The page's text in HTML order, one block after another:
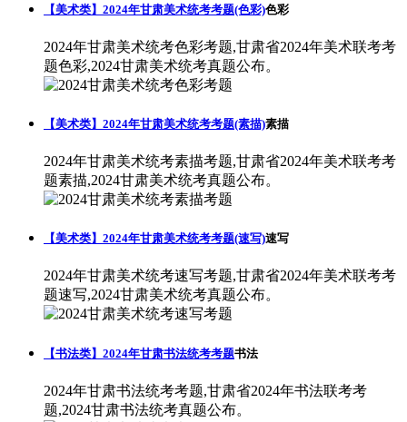
【美术类】2024年甘肃美术统考考题(色彩)色彩
2024年甘肃美术统考色彩考题,甘肃省2024年美术联考考
题色彩,2024甘肃美术统考真题公布。
【美术类】2024年甘肃美术统考考题(素描)素描
2024年甘肃美术统考素描考题,甘肃省2024年美术联考考
题素描,2024甘肃美术统考真题公布。
【美术类】2024年甘肃美术统考考题(速写)速写
2024年甘肃美术统考速写考题,甘肃省2024年美术联考考
题速写,2024甘肃美术统考真题公布。
【书法类】2024年甘肃书法统考考题书法
2024年甘肃书法统考考题,甘肃省2024年书法联考考
题,2024甘肃书法统考真题公布。